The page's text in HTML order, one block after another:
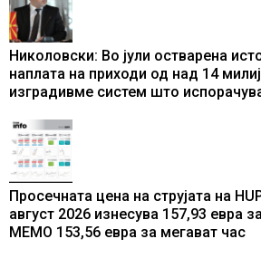
Николовски: Во јули остварена
наплата на приходи од над 14
изградивме систем што
Просечната цена на струјата на
август 2026 изнесува 157,93 евра
МЕМО 153,56 евра за мегават час